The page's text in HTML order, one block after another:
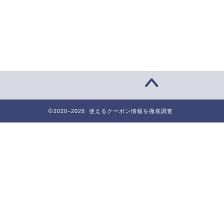
2020–2026 使えるクーポン情報を徹底調査